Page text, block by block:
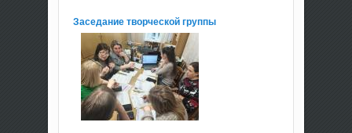
Заседание творческой группы